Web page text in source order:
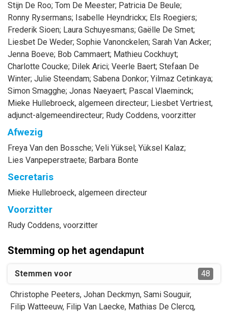
Stijn De Roo; Tom De Meester; Patricia De Beule;
Ronny Rysermans; Isabelle Heyndrickx; Els Roegiers;
Frederik Sioen; Laura Schuyesmans; Gaëlle De Smet;
Liesbet De Weder; Sophie Vanonckelen; Sarah Van Acker;
Jenna Boeve; Bob Cammaert; Mathieu Cockhuyt;
Charlotte Coucke; Dilek Arici; Veerle Baert; Stefaan De
Winter; Julie Steendam; Sabena Donkor; Yilmaz Cetinkaya;
Simon Smagghe; Jonas Naeyaert; Pascal Vlaeminck;
Mieke Hullebroeck, algemeen directeur; Liesbet Vertriest,
adjunct-algemeendirecteur; Rudy Coddens, voorzitter
Afwezig
Freya Van den Bossche; Veli Yüksel; Yüksel Kalaz;
Lies Vanpeperstraete; Barbara Bonte
Secretaris
Mieke Hullebroeck, algemeen directeur
Voorzitter
Rudy Coddens, voorzitter
Stemming op het agendapunt
Stemmen voor 48
Christophe Peeters, Johan Deckmyn, Sami Souguir,
Filip Watteeuw, Filip Van Laecke, Mathias De Clercq,